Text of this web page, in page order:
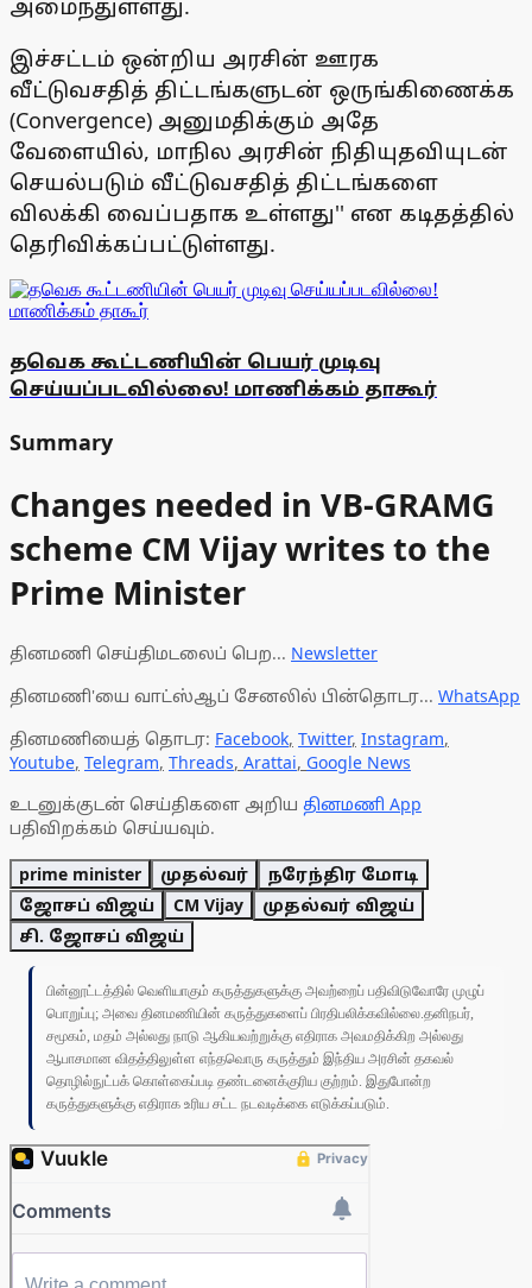
அமைந்துள்ளது.
இச்சட்டம் ஒன்றிய அரசின் ஊரக
வீட்டுவசதித் திட்டங்களுடன் ஒருங்கிணைக்க
(Convergence) அனுமதிக்கும் அதே
வேளையில், மாநில அரசின் நிதியுதவியுடன்
செயல்படும் வீட்டுவசதித் திட்டங்களை
விலக்கி வைப்பதாக உள்ளது'' என கடிதத்தில்
தெரிவிக்கப்பட்டுள்ளது.
தவெக கூட்டணியின் பெயர் முடிவு
செய்யப்படவில்லை! மாணிக்கம் தாகூர்
Summary
Changes needed in VB-GRAMG
scheme CM Vijay writes to the
Prime Minister
தினமணி செய்திமடலைப் பெற... Newsletter
தினமணி'யை வாட்ஸ்ஆப் சேனலில் பின்தொடர... WhatsApp
தினமணியைத் தொடர: Facebook, Twitter, Instagram,
Youtube, Telegram, Threads, Arattai, Google News
உடனுக்குடன் செய்திகளை அறிய தினமணி App
பதிவிறக்கம் செய்யவும்.
prime minister முதல்வர்
நரேந்திர மோடி
ஜோசப் விஜய்
CM Vijay
முதல்வர் விஜய்
சி. ஜோசப் விஜய்
பின்னூட்டத்தில் வெளியாகும் கருத்துகளுக்கு அவற்றைப் பதிவிடுவோரே முழுப்
பொறுப்பு; அவை தினமணியின் கருத்துகளைப் பிரதிபலிக்கவில்லை.தனிநபர்,
சமூகம், மதம் அல்லது நாடு ஆகியவற்றுக்கு எதிராக அவமதிக்கிற அல்லது
ஆபாசமான விதத்திலுள்ள எந்தவொரு கருத்தும் இந்திய அரசின் தகவல்
தொழில்நுட்பக் கொள்கைப்படி தண்டனைக்குரிய குற்றம். இதுபோன்ற
கருத்துகளுக்கு எதிராக உரிய சட்ட நடவடிக்கை எடுக்கப்படும்.